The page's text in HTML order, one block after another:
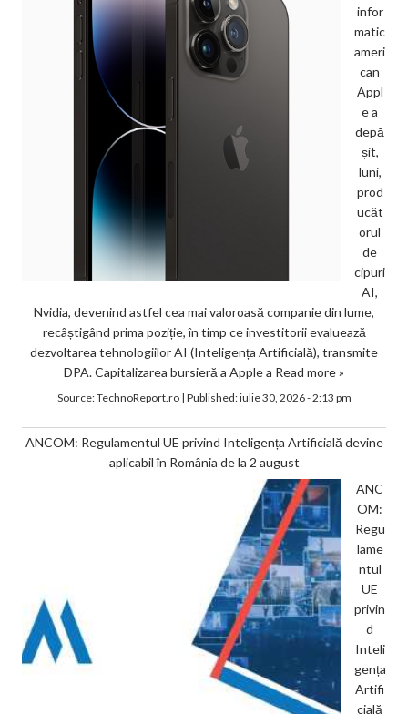
infor
matic
ameri
can
Appl
e a
depă
șit,
luni,
prod
ucăt
orul
de
cipuri
AI,
Nvidia, devenind astfel cea mai valoroasă companie din lume,
recâștigând prima poziție, în timp ce investitorii evaluează
dezvoltarea tehnologiilor AI (Inteligența Artificială), transmite
DPA. Capitalizarea bursieră a Apple a Read more »
Source:TechnoReport.ro| Published:iulie 30, 2026 - 2:13 pm
ANCOM: Regulamentul UE privind Inteligența Artificială devine
aplicabil în România de la 2 august
ANC
OM:
Regu
lame
ntul
UE
privin
d
Inteli
gența
Artifi
cială